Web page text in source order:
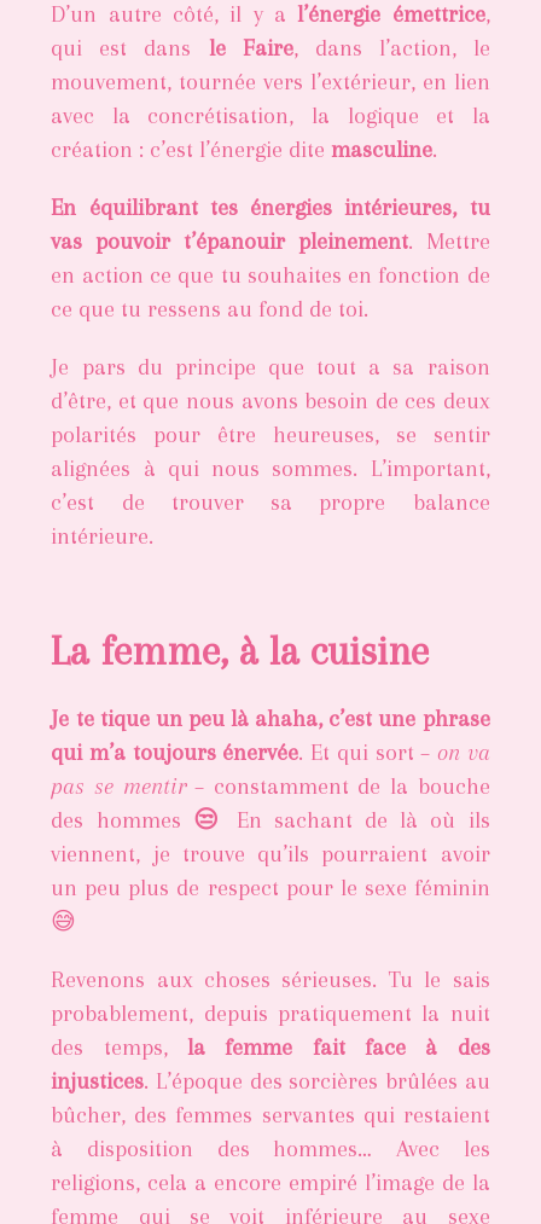
D’un autre côté, il y al’énergie émettrice,
qui est dans le Faire, dans l’action, le
mouvement, tournée vers l’extérieur, en lien
avec la concrétisation, la logique et la
création : c’est l’énergie ditemasculine.
En équilibrant tes énergies intérieures, tu
vas pouvoir t’épanouir pleinement. Mettre
en action ce que tu souhaites en fonction de
ce que tu ressens au fond de toi.
Je pars du principe que tout a sa raison
d’être, et que nous avons besoin de ces deux
polarités pour être heureuses, se sentir
alignées à qui nous sommes. L’important,
c’est de trouver sa propre balance
intérieure.
La femme, à la cuisine
Je te tique un peu là ahaha, c’est une phrase
qui m’a toujours énervée. Et qui sort – on va
pas se mentir– constamment de la bouche
des hommes 😒
En sachant de là où ils
viennent, je trouve qu’ils pourraient avoir
un peu plus de respect pour le sexe féminin
😅
Revenons aux choses sérieuses. Tu le sais
probablement, depuis pratiquement la nuit
des temps,la femme fait face à des
injustices. L’époque des sorcières brûlées au
bûcher, des femmes servantes qui restaient
à disposition des hommes… Avec les
religions, cela a encore empiré l’image de la
femme qui se voit inférieure au sexe